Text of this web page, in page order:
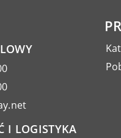
I LOGISTYKA